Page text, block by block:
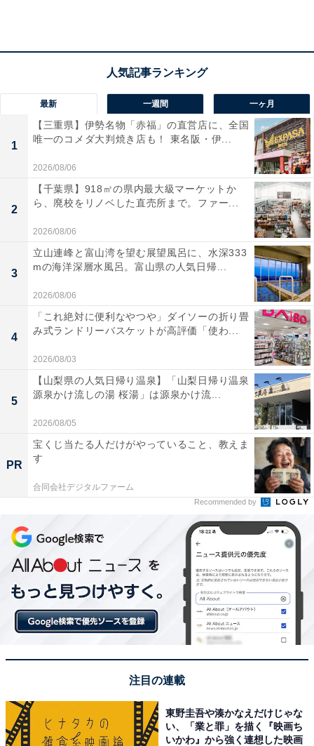
通常1枚で950～1540円（税込）の「1ハッピーレンジM
サイズピザ」が、すべて1枚888円（税込）になります。
ご飯の上にチーズとピザのトッピングをのせた今話題の
新商品「ピザライスボウル」は、通常799～999円（税
込）のところ、すべて1つ500円になります。
ピザだけでなく、ライスボウルまで割引になるお得な11
日間。ぜひ、ドミノ・ピザへ足を運んでみてはいかがで
しょうか。
DATA
期間：9月30日～10月10日
内容：デリバリー どれでもMピザ2枚2222円（税込）
どれでもMピザ3枚3333円（税込）
※対象商品はMピザ全品です
テイクアウト どれでもMピザ１枚888円（税込）
※対象商品は1ハッピーレンジMピザ
全品です
ピザライスボウル、全ての味が各種
500円（税込）
※デリバリーは通常価格の1099円
（税込）～です
※クーポン・特典の併用はできませ
【おすすめ記事】
「モスチキンチケット」の販売開始
・
最新 一週間 一ヶ月
1
【三重県】伊勢名物「赤福」の直営店に、全国
唯一のコメダ大判焼き店も！ 東名阪・伊...
2026/08/06
2
【千葉県】918㎡の県内最大級マーケットか
ら、廃校をリノベした直売所まで。ファー...
2026/08/06
3
立山連峰と富山湾を望む展望風呂に、水深333
mの海洋深層水風呂。富山県の人気日帰...
2026/08/06
4
「これ絶対に便利なやつや」ダイソーの折り畳
み式ランドリーバスケットが高評価「使わ...
2026/08/03
5
【山梨県の人気日帰り温泉】「山梨日帰り温泉
源泉かけ流しの湯 桜湯」は源泉かけ流...
2026/08/05
PR
宝くじ当たる人だけがやっていること、教えま
す
合同会社デジタルファーム
Recommended by
注目の連載
東野圭吾や湊かなえだけじゃな
い、「業と罪」を描く『映画ち
いかわ』から強く連想した映画